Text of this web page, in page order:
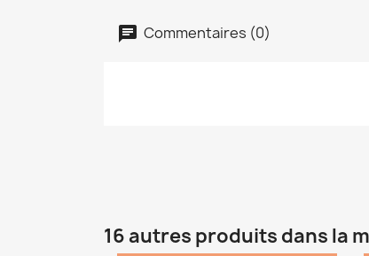
Commentaires (0)
16 autres produits dans la